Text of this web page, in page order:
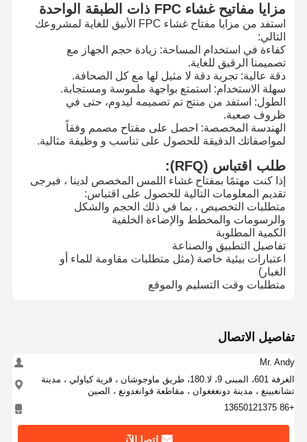
المنزل المنتجات فيديوهات حولنا
جولة في
المصنع
مراقبة الجودة اتصل بنا أخبار
اطلب اقتباس
تبديل الغشاء الصناعي
تبديل غشاء مرن
تبديل غشاء ثنائي الفينيل متعدد الكلور
مزايا مفاتيح غشاء FPC ذات الطبقة الواحدة
استفد من مزايا مفتاح غشاء FPC الأنيق للغاية لمشروعك
التالي:
كفاءة في استخدام المساحة: زيادة حجم الجهاز مع
تصميمنا الرقيق للغاية.
دقة عالية: تجربة دقة لا مثيل لها مع كل الصحافة.
سهلة الاستخدام: استمتع بواجهة ملموسة ومستجابة.
الطول: استفد من منتج تم تصميمه ليدوم، حتى في
ظروف صعبة.
الهندسة المخصصة: احصل على مفتاح مصمم وفقاً
لمواصفاتك الدقيقة للحصول على تناسب و وظيفة مثالية.
طلب اقتباس (RFQ):
إذا كنت مهتمًا بمفتاح غشاء اللمس المخصص لدينا ، فيرجى
تقديم المعلومات التالية للحصول على اقتباس:
متطلبات التخصيص ، بما في ذلك الحجم والشكل
والرسومات والمخطط والإضاءة الخلفية
الكمية المطلوبة
تفاصيل التطبيق والصناعة
اعتبارات بيئية خاصة (مثل متطلبات مقاومة للماء أو
الغبار)
متطلبات وقت التسليم والموقع
تفاصيل الاتصال
Mr. Andy
الغرفة 601، المبنى 9، لا.180، طريق ماوجوشان ، قرية كياولي ، مدينة
تشانغبينغ ، مدينة دونغغغوان ، مقاطعة قوانغدونغ ، الصين
+86 13650121375
ﺎﺘﺼﻟ ﺍﻶﻧ